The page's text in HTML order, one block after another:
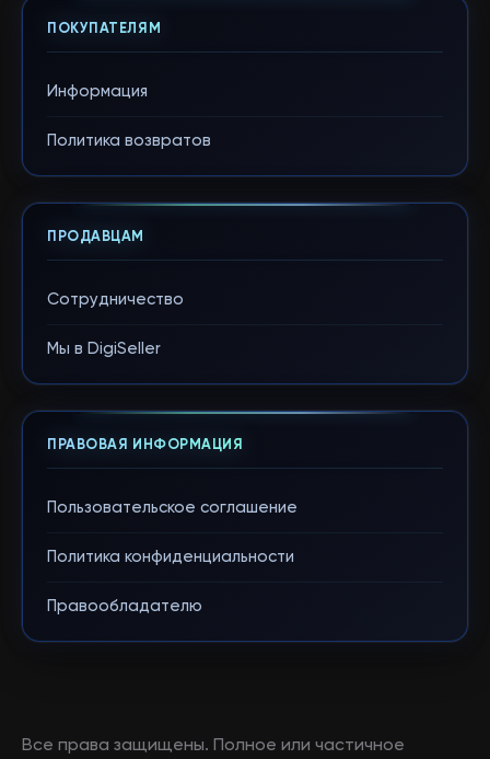
ПОКУПАТЕЛЯМ
Информация
Политика возвратов
ПРОДАВЦАМ
Сотрудничество
Мы в DigiSeller
ПРАВОВАЯ ИНФОРМАЦИЯ
Пользовательское соглашение
Политика конфиденциальности
Правообладателю
Все права защищены. Полное или частичное